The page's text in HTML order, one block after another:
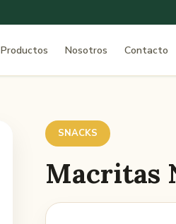
Productos Nosotros Contacto
SNACKS
Macritas